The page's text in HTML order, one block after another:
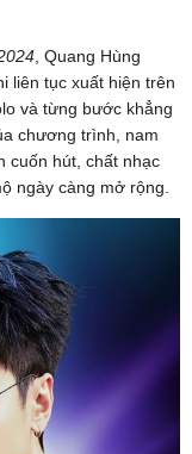
, Quang Hùng
liên tục xuất hiện trên
và từng bước khẳng
chương trình, nam
cuốn hút, chất nhạc
ngày càng mở rộng.